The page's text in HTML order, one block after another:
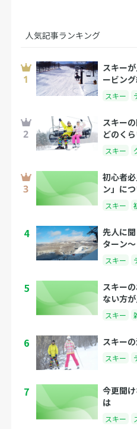
人気記事ランキング
スキー
ービン
スキー
スキー
どのく
スキー
初心者
ン」に
スキー
4
先人に
ターン〜
スキー
5
スキー
ない方
スキー
6 スキー
スキー
7
今更聞
は
スキー